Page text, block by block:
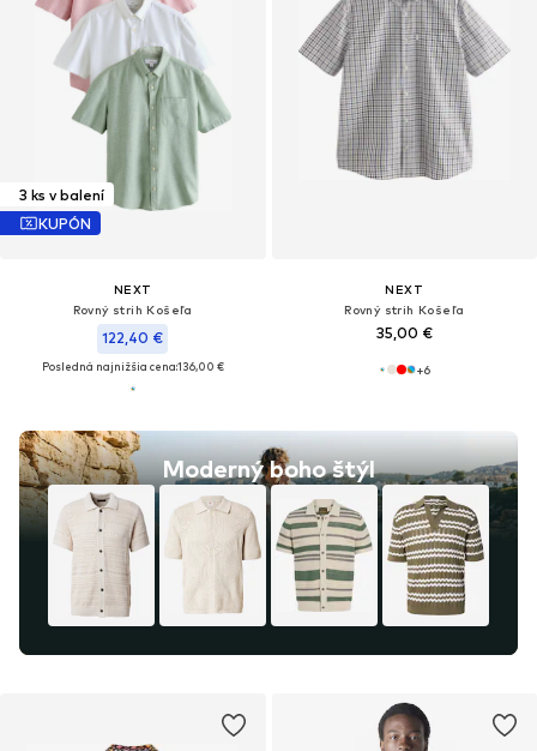
3 ks v balení
KUPÓN
NEXT
Rovný strih Košeľa
122,40 €
Posledná najnižšia cena:136,00 €
Moderný boho štýl
NEXT
Rovný strih Košeľa
35,00 €
+6